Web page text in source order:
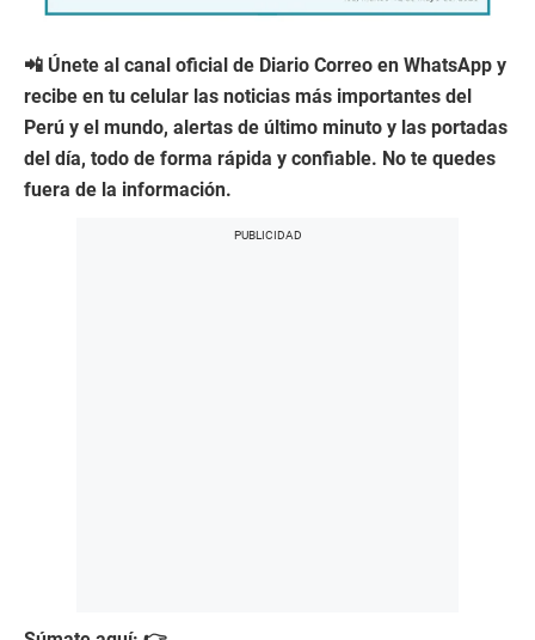
📲 Únete al canal oficial de Diario Correo en WhatsApp y
recibe en tu celular las noticias más importantes del
Perú y el mundo, alertas de último minuto y las portadas
del día, todo de forma rápida y confiable. No te quedes
fuera de la información.